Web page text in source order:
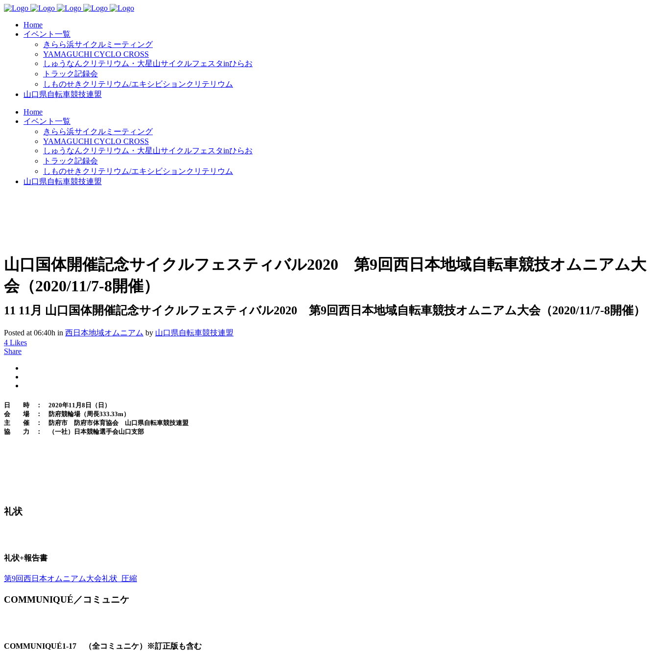
Home
イベント一覧
きらら浜サイクルミーティング
YAMAGUCHI CYCLO CROSS
しゅうなんクリテリウム・大星山サイクルフェスタinひらお
トラック記録会
しものせきクリテリウム/エキシビションクリテリウム
山口県自転車競技連盟
Home
イベント一覧
きらら浜サイクルミーティング
YAMAGUCHI CYCLO CROSS
しゅうなんクリテリウム・大星山サイクルフェスタinひらお
トラック記録会
しものせきクリテリウム/エキシビションクリテリウム
山口県自転車競技連盟
山口国体開催記念サイクルフェスティバル2020 第9回西日本地域自転車競技オムニアム大
会（2020/11/7-8開催）
11 11月 山口国体開催記念サイクルフェスティバル2020 第9回西日本地域自転車競技オムニアム大会（2020/11/7-8開催）
Posted at 06:40h in 西日本地域オムニアム by 山口県自転車競技連盟
4 Likes
Share
日 時 ： 2020年11月8日（日）
会 場 ： 防府競輪場（周長333.33m）
主 催 ： 防府市 防府市体育協会 山口県自転車競技連盟
協 力 ： （一社）日本競輪選手会山口支部
礼状
礼状+報告書
第9回西日本オムニアム大会礼状_圧縮
COMMUNIQUÉ／コミュニケ
COMMUNIQUÉ1-17 （全コミュニケ）※訂正版も含む